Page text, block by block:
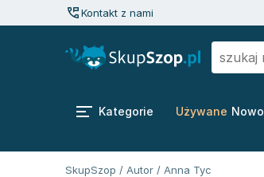
Kontakt z nami
Kategorie Używane
SkupSzop / Autor / Anna Tyc